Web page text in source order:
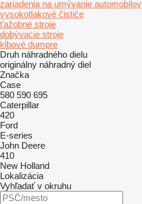
zariadenia na umývanie automobilov
vysokotlakové čističe
ťažobné stroje
dobývacie stroje
kĺbové dumpre
Druh náhradného dielu
originálny náhradný diel
Značka
Case
580 590 695
Caterpillar
420
Ford
E-series
John Deere
410
New Holland
Lokalizácia
Vyhľadať v okruhu